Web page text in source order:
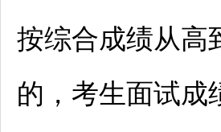
按综合成绩从高
的，考生面试成